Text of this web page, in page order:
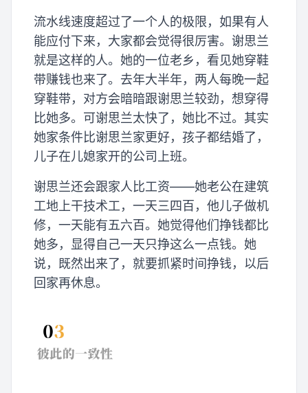
流水线速度超过了一个人的极限，如果有人
能应付下来，大家都会觉得很厉害。谢思兰
就是这样的人。她的一位老乡，看见她穿鞋
带赚钱也来了。去年大半年，两人每晚一起
穿鞋带，对方会暗暗跟谢思兰较劲，想穿得
比她多。可谢思兰太快了，她比不过。其实
她家条件比谢思兰家更好，孩子都结婚了，
儿子在儿媳家开的公司上班。
谢思兰还会跟家人比工资——她老公在建筑
工地上干技术工，一天三四百，他儿子做机
修，一天能有五六百。她觉得他们挣钱都比
她多，显得自己一天只挣这么一点钱。她
说，既然出来了，就要抓紧时间挣钱，以后
回家再休息。